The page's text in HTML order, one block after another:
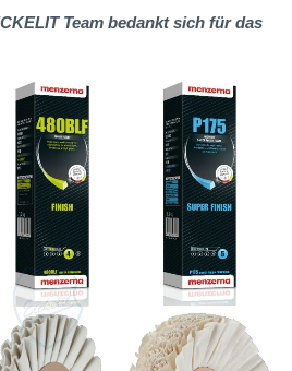
Team bedankt sich für das